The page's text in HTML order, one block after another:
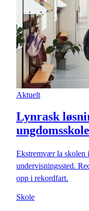
Aktuelt
Lynrask
ungdomsskole
Ekstremvær la skolen
undervisningssted.
opp i rekordfart.
Skole